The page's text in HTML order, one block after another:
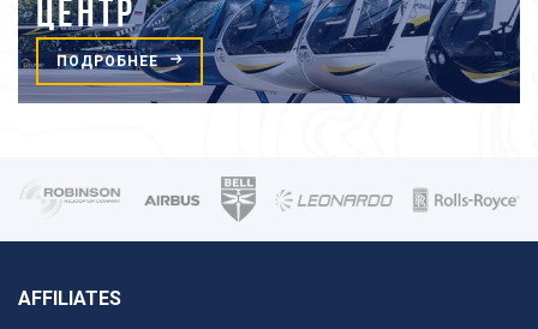
ЦЕНТР
ПОДРОБНЕЕ
AFFILIATES